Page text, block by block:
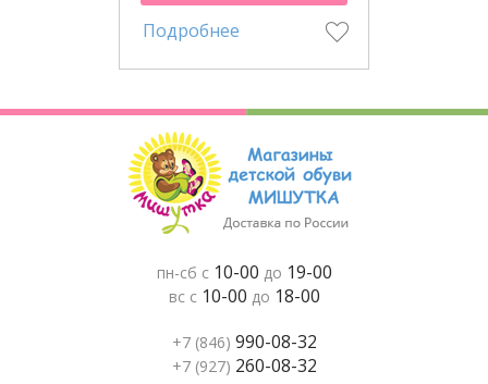
Подробнее
пн-сб с 10-00 до 19-00
вс с 10-00 до 18-00
+7 (846) 990-08-32
+7 (927) 260-08-32